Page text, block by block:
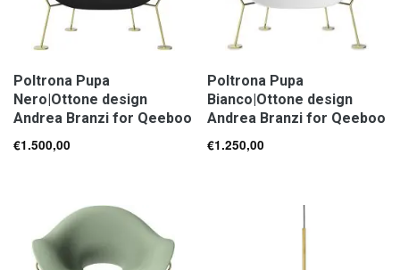
Poltrona Pupa
Nero|Ottone design
Andrea Branzi for Qeeboo
€1.500,00
Poltrona Pupa
Bianco|Ottone design
Andrea Branzi for Qeeboo
€1.250,00